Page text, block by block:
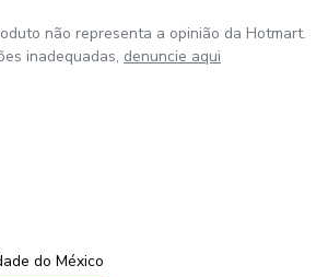
não representa a opinião da Hotmart.
inadequadas, denuncie aqui
do México